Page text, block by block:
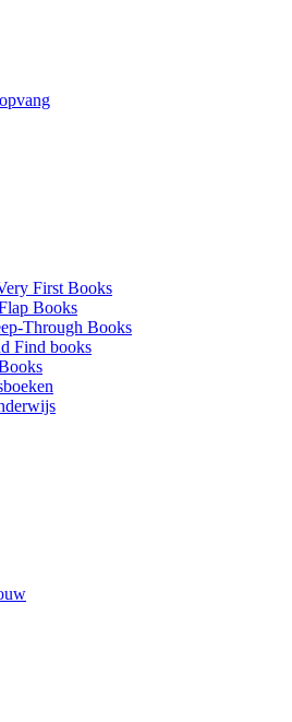
First Books
Books
Through Books
Find books